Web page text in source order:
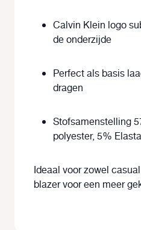
Calvin Klein logo
de onderzijde
Perfect als basis
dragen
Stofsamenstelling
polyester, 5%
Ideaal voor zowel
blazer voor een meer